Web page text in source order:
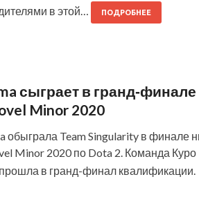
в этой…
ПОДРОБНЕЕ
сыграет в
Minor 2020
обыграла Team Singularity в финале
Minor 2020 по Dota 2. Команда
в гранд-финал квалификации.